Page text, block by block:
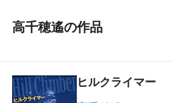
高千穂遙の作品
ヒルクライマー